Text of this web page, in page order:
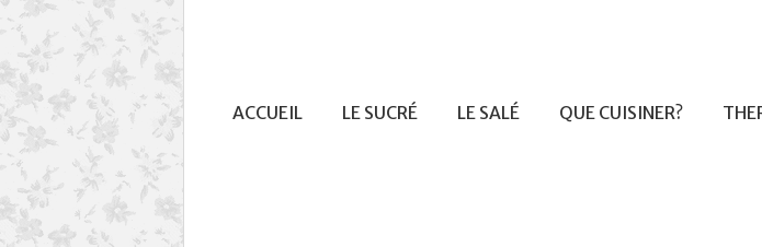
ACCUEIL LE SUCRÉ LE SALÉ QUE CUISINER?